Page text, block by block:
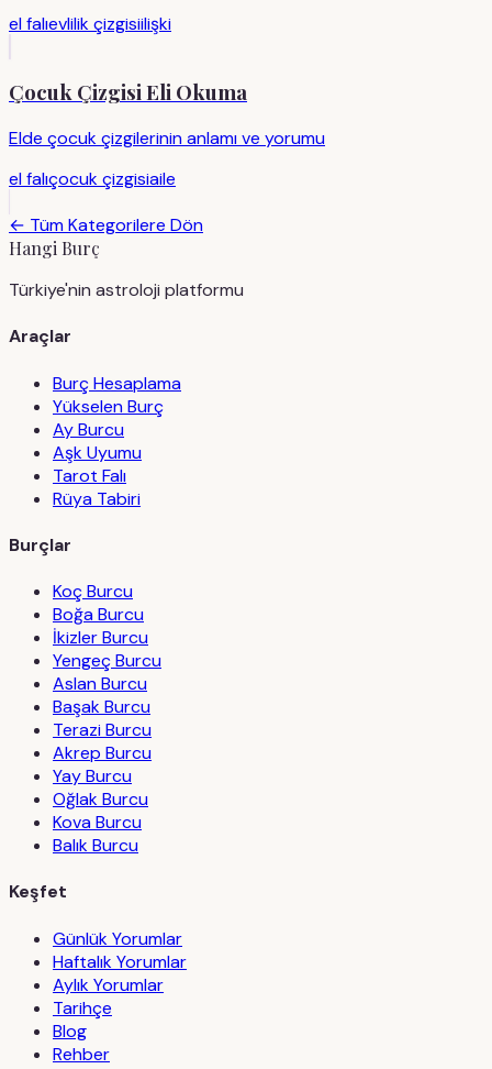
el falıevlilik çizgisiilişki
Çocuk Çizgisi Eli Okuma
Elde çocuk çizgilerinin anlamı ve yorumu
el falıçocuk çizgisiaile
← Tüm Kategorilere Dön
Hangi Burç
Türkiye'nin astroloji platformu
Araçlar
Burç Hesaplama
Yükselen Burç
Ay Burcu
Aşk Uyumu
Tarot Falı
Rüya Tabiri
Burçlar
Koç Burcu
Boğa Burcu
İkizler Burcu
Yengeç Burcu
Aslan Burcu
Başak Burcu
Terazi Burcu
Akrep Burcu
Yay Burcu
Oğlak Burcu
Kova Burcu
Balık Burcu
Keşfet
Günlük Yorumlar
Haftalık Yorumlar
Aylık Yorumlar
Tarihçe
Blog
Rehber